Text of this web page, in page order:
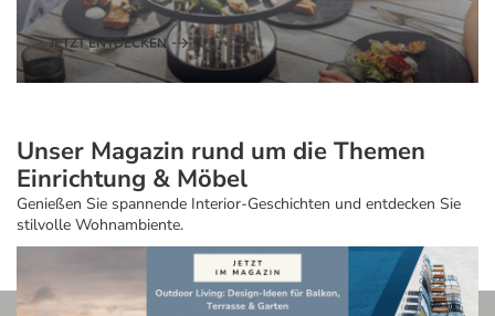
JETZT ENTDECKEN
Unser Magazin rund um die Themen
Einrichtung & Möbel
Genießen Sie spannende Interior-Geschichten und entdecken Sie
stilvolle Wohnambiente.